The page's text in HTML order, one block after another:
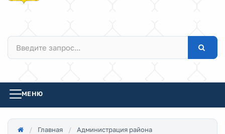
МЕНЮ
Главная
Администрация района